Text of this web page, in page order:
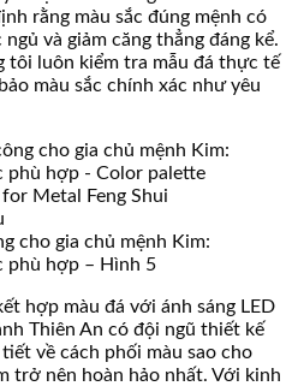
rằng màu sắc đúng mệnh có
và giảm căng thẳng đáng kể.
tôi luôn kiểm tra mẫu đá thực tế
màu sắc chính xác như yêu
cho gia chủ mệnh Kim:
phù hợp – Hình 5
hợp màu đá với ánh sáng LED
Thiên An có đội ngũ thiết kế
về cách phối màu sao cho
trở nên hoàn hảo nhất. Với kinh